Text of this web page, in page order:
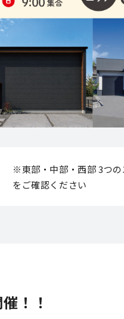
※東部・中部・西部 3つ
をご確認ください
！！